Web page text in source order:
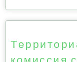
комиссия